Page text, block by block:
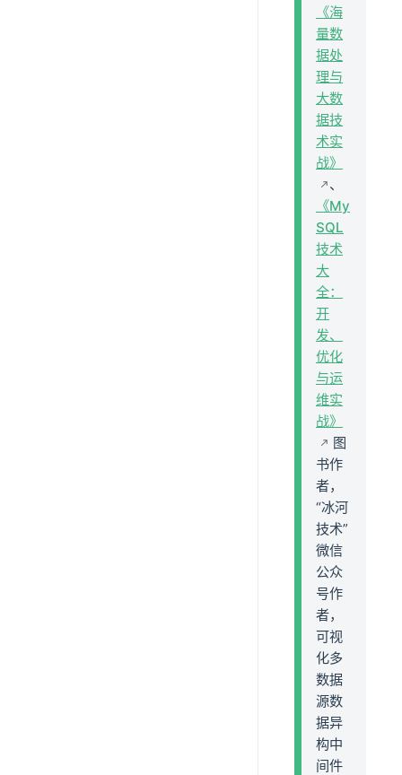
《海
量数
据处
理与
大数
据技
术实
战》
、
《My
SQL
技术
大
全：
开
发、
优化
与运
维实
战》
图
书作
者，
“冰河
技术”
微信
公众
号作
者，
可视
化多
数据
源数
据异
构中
间件